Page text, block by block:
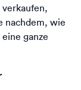
nachdem, wie
ganze